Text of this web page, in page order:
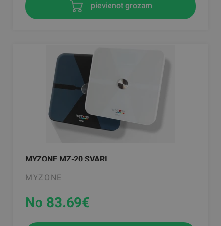
pievienot grozam
MYZONE MZ-20 SVARI
MYZONE
No 83.69€